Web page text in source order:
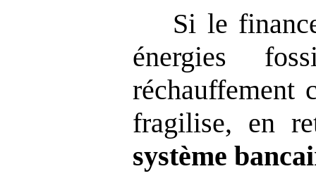
Si le
énergies
réchauffement
fragilise, en
système